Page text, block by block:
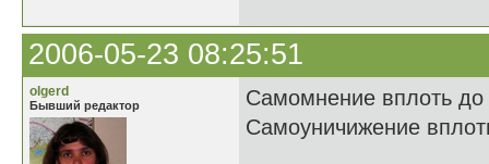
2006-05-23 08:25:51
olgerd
Бывший редактор
Самомнение вплоть до
Самоуничижение